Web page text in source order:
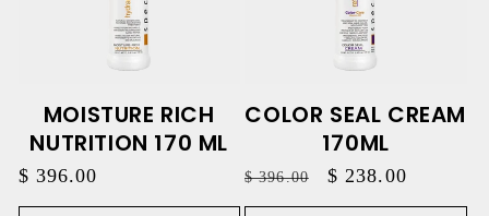
MOISTURE RICH
NUTRITION 170 ML
Precio
habitual
$ 396.00
COLOR SEAL CREAM
170ML
Precio
habitual
$ 396.00
Precio
de
$ 238.00